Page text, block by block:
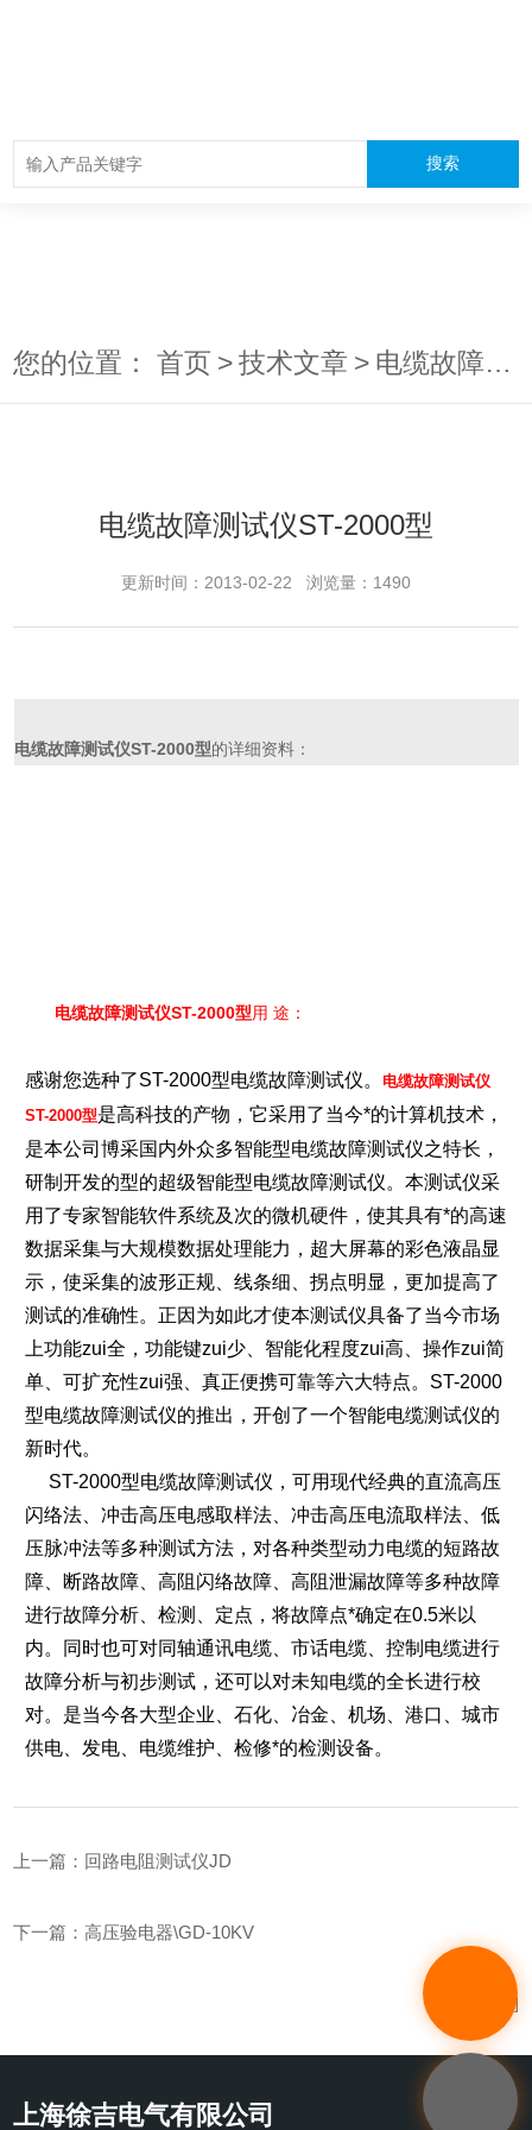
您的位置：首页 > 技术文章 > 电缆故障测试仪ST-2000型
电缆故障测试仪ST-2000型
更新时间：2013-02-22 浏览量：1490
电缆故障测试仪ST-2000型的详细资料：
电缆故障测试仪ST-2000型用 途：
感谢您选种了ST-2000型电缆故障测试仪。
电缆故障测试仪
ST-2000型是高科技的产物，它采用了当今*的计算机技术，
是本公司博采国内外众多智能型电缆故障测试仪之特长，
研制开发的型的超级智能型电缆故障测试仪。本测试仪采
用了专家智能软件系统及次的微机硬件，使其具有*的高速
数据采集与大规模数据处理能力，超大屏幕的彩色液晶显
示，使采集的波形正规、线条细、拐点明显，更加提高了
测试的准确性。正因为如此才使本测试仪具备了当今市场
上功能zui全，功能键zui少、智能化程度zui高、操作zui简
单、可扩充性zui强、真正便携可靠等六大特点。ST-2000
型电缆故障测试仪的推出，开创了一个智能电缆测试仪的
新时代。
ST-2000型电缆故障测试仪，可用现代经典的直流高压
闪络法、冲击高压电感取样法、冲击高压电流取样法、低
压脉冲法等多种测试方法，对各种类型动力电缆的短路故
障、断路故障、高阻闪络故障、高阻泄漏故障等多种故障
进行故障分析、检测、定点，将故障点*确定在0.5米以
内。同时也可对同轴通讯电缆、市话电缆、控制电缆进行
故障分析与初步测试，还可以对未知电缆的全长进行校
对。是当今各大型企业、石化、冶金、机场、港口、城市
供电、发电、电缆维护、检修*的检测设备。
上一篇： 回路电阻测试仪JD
下一篇：高压验电器\GD-10KV
[ 返回列表 ]
上海徐吉电气有限公司